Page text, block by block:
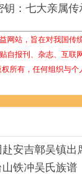
钥：七大亲属
网站，旨在对我国传
自报刊、杂志、互
所有，任何组织与
安吉鄣吴镇
铁冲吴氏族谱